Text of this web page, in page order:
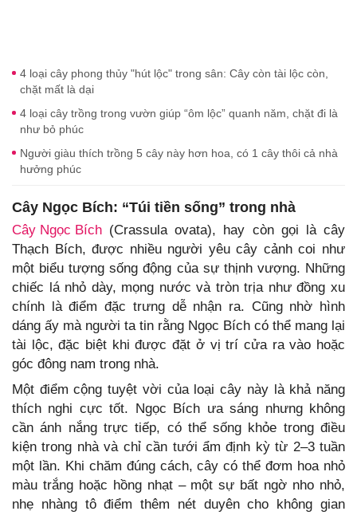
4 loại cây phong thủy "hút lộc" trong sân: Cây còn tài lộc còn,
chặt mất là dại
4 loại cây trồng trong vườn giúp “ôm lộc” quanh năm, chặt đi là
như bỏ phúc
Người giàu thích trồng 5 cây này hơn hoa, có 1 cây thôi cả nhà
hưởng phúc
Cây Ngọc Bích: “Túi tiền sống” trong nhà
Cây Ngọc Bích (Crassula ovata), hay còn gọi là cây
Thạch Bích, được nhiều người yêu cây cảnh coi như
một biểu tượng sống động của sự thịnh vượng. Những
chiếc lá nhỏ dày, mọng nước và tròn trịa như đồng xu
chính là điểm đặc trưng dễ nhận ra. Cũng nhờ hình
dáng ấy mà người ta tin rằng Ngọc Bích có thể mang lại
tài lộc, đặc biệt khi được đặt ở vị trí cửa ra vào hoặc
góc đông nam trong nhà.
Một điểm cộng tuyệt vời của loại cây này là khả năng
thích nghi cực tốt. Ngọc Bích ưa sáng nhưng không
cần ánh nắng trực tiếp, có thể sống khỏe trong điều
kiện trong nhà và chỉ cần tưới ẩm định kỳ từ 2–3 tuần
một lần. Khi chăm đúng cách, cây có thể đơm hoa nhỏ
màu trắng hoặc hồng nhạt – một sự bất ngờ nho nhỏ,
nhẹ nhàng tô điểm thêm nét duyên cho không gian